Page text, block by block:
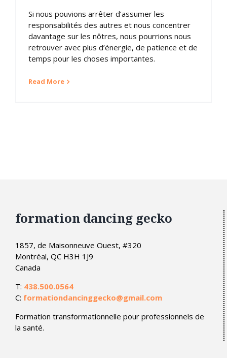
Si nous pouvions arrêter d’assumer les
responsabilités des autres et nous concentrer
davantage sur les nôtres, nous pourrions nous
retrouver avec plus d’énergie, de patience et de
temps pour les choses importantes.
Read More
formation dancing gecko
1857, de Maisonneuve Ouest, #320
Montréal, QC H3H 1J9
Canada
T: 438.500.0564
C: formationdancinggecko@gmail.com
Formation transformationnelle pour professionnels de
la santé.